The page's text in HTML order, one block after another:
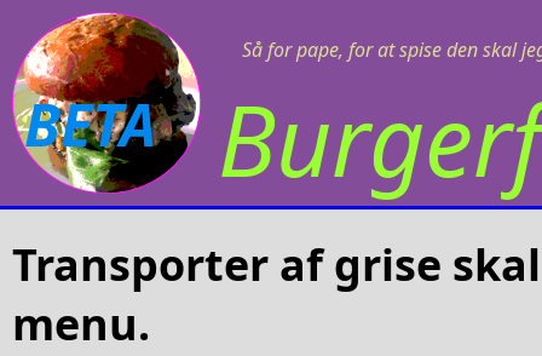
Så for pape, for at spise den skal
BETA
Transporter af grise
menu.